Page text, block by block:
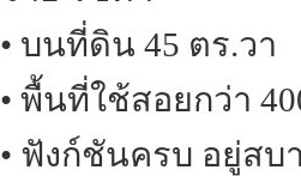
• บนที่ดิน 45 ตร.วา
• พื้นที่ใช้สอยกว่า
• ฟังก์ชันครบ อยู่สบ